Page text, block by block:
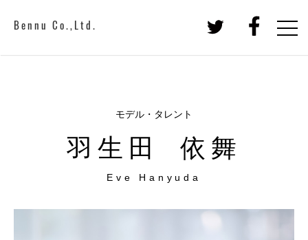
Bennu Co.,Ltd.
モデル・タレント
羽生田 依舞
Eve Hanyuda